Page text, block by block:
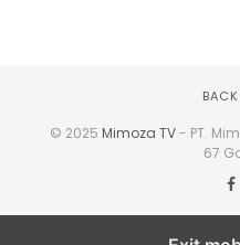
© 2025 Mimoza TV- PT.
67